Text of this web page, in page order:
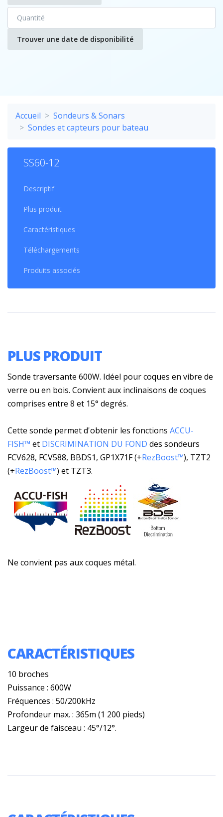
Trouver une date de disponibilité
Accueil
Sondeurs & Sonars
Sondes et capteurs pour bateau
SS60-12
Descriptif
Plus produit
Caractéristiques
Téléchargements
Produits associés
PLUS PRODUIT
Sonde traversante 600W. Idéel pour coques en vibre de
verre ou en bois. Convient aux inclinaisons de coques
comprises entre 8 et 15° degrés.
Cette sonde permet d'obtenir les fonctions ACCU-
FISH™ et DISCRIMINATION DU FOND des sondeurs
FCV628, FCV588, BBDS1, GP1X71F (+RezBoost™), TZT2
(+RezBoost™) et TZT3.
Ne convient pas aux coques métal.
CARACTÉRISTIQUES
10 broches
Puissance : 600W
Fréquences : 50/200kHz
Profondeur max. : 365m (1 200 pieds)
Largeur de faisceau : 45°/12°.